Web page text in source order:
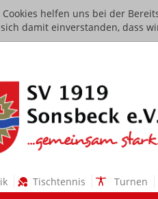
Cookies helfen uns bei der
damit einverstanden, dass
Tischtennis Turnen